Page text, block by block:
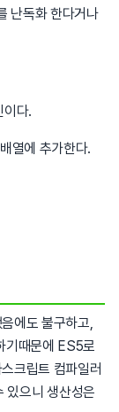
난독화 한다거나
이다.
배열에 추가한다.
에도 불구하고,
기때문에 ES5로
크립트 컴파일러
있으니 생산성은